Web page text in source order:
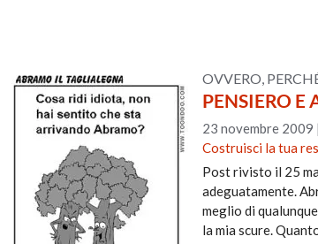
OVVERO,
PENSIERO
23 novembre 2009 |
Costruisci la tua
Post rivisto il 25
adeguatamente.
meglio di
la mia scure.